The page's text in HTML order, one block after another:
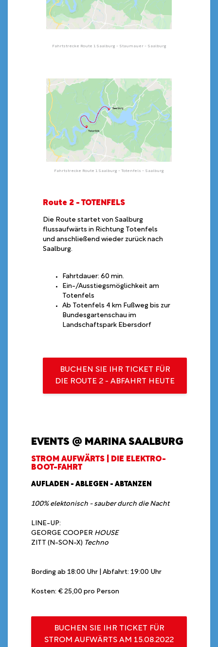
Fahrtstrecke Route 1 Saalburg - Staumauer - Saalburg
Fahrtstrecke Route 1 Saalburg - Totenfels - Saalburg
Route 2 - TOTENFELS
Die Route startet von Saalburg
flussaufwärts in Richtung Totenfels
und anschließend wieder zurück nach
Saalburg.
Fahrtdauer: 60 min.
Ein-/Ausstiegsmöglichkeit am
Totenfels
Ab Totenfels 4 km Fußweg bis zur
Bundesgartenschau im
Landschaftspark Ebersdorf
BUCHEN SIE IHR TICKET FÜR
DIE ROUTE 2 - ABFAHRT HEUTE
EVENTS @ MARINA SAALBURG
STROM AUFWÄRTS | DIE ELEKTRO-
BOOT-FAHRT
AUFLADEN - ABLEGEN - ABTANZEN
100% elektonisch - sauber durch die Nacht
LINE-UP:
GEORGE COOPER HOUSE
ZITT (N-SON-X) Techno
Bording ab 18:00 Uhr | Abfahrt: 19:00 Uhr
Kosten: € 25,00 pro Person
BUCHEN SIE IHR TICKET FÜR
STROM AUFWÄRTS AM 15.08.2022